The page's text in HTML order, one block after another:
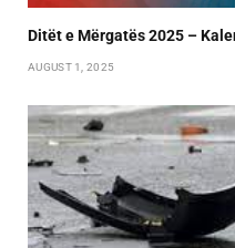
Ditët e Mërgatës 2025 –
AUGUST 1, 2025